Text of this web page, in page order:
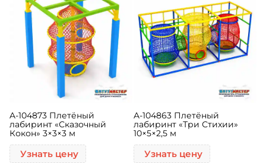
A-104873 Плетёный
лабиринт «Сказочный
Кокон» 3×3×3 м
Узнать цену
A-104863 Плетёный
лабиринт «Три Стихии»
10×5×2,5 м
Узнать цену